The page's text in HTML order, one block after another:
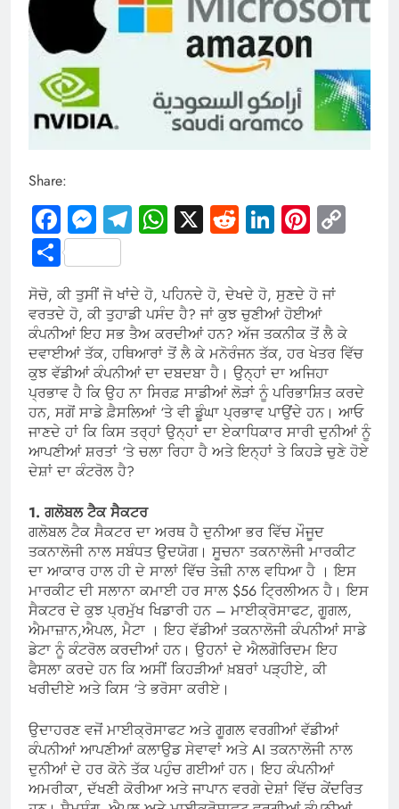
Share:
Facebook
Messenger
Telegram
WhatsApp
X RedditLinkedIn
Share
ਸੋਚੋ, ਕੀ ਤੁਸੀਂ ਜੋ ਖਾਂਦੇ ਹੋ, ਪਹਿਨਦੇ ਹੋ, ਦੇਖਦੇ ਹੋ, ਸੁਣਦੇ ਹੋ ਜਾਂ
ਵਰਤਦੇ ਹੋ, ਕੀ ਤੁਹਾਡੀ ਪਸੰਦ ਹੈ? ਜਾਂ ਕੁਝ ਚੁਣੀਆਂ ਹੋਈਆਂ
ਕੰਪਨੀਆਂ ਇਹ ਸਭ ਤੈਅ ਕਰਦੀਆਂ ਹਨ? ਅੱਜ ਤਕਨੀਕ ਤੋਂ ਲੈ ਕੇ
ਦਵਾਈਆਂ ਤੱਕ, ਹਥਿਆਰਾਂ ਤੋਂ ਲੈ ਕੇ ਮਨੋਰੰਜਨ ਤੱਕ, ਹਰ ਖੇਤਰ ਵਿੱਚ
ਕੁਝ ਵੱਡੀਆਂ ਕੰਪਨੀਆਂ ਦਾ ਦਬਦਬਾ ਹੈ। ਉਨ੍ਹਾਂ ਦਾ ਅਜਿਹਾ
ਪ੍ਰਭਾਵ ਹੈ ਕਿ ਉਹ ਨਾ ਸਿਰਫ਼ ਸਾਡੀਆਂ ਲੋੜਾਂ ਨੂੰ ਪਰਿਭਾਸ਼ਿਤ ਕਰਦੇ
ਹਨ, ਸਗੋਂ ਸਾਡੇ ਫ਼ੈਸਲਿਆਂ ‘ਤੇ ਵੀ ਡੂੰਘਾ ਪ੍ਰਭਾਵ ਪਾਉਂਦੇ ਹਨ। ਆਓ
ਜਾਣਦੇ ਹਾਂ ਕਿ ਕਿਸ ਤਰ੍ਹਾਂ ਉਨ੍ਹਾਂ ਦਾ ਏਕਾਧਿਕਾਰ ਸਾਰੀ ਦੁਨੀਆਂ ਨੂੰ
ਆਪਣੀਆਂ ਸ਼ਰਤਾਂ ‘ਤੇ ਚਲਾ ਰਿਹਾ ਹੈ ਅਤੇ ਇਨ੍ਹਾਂ ਤੇ ਕਿਹੜੇ ਚੁਣੇ ਹੋਏ
ਦੇਸ਼ਾਂ ਦਾ ਕੰਟਰੋਲ ਹੈ?
1. ਗਲੋਬਲ ਟੈਕ ਸੈਕਟਰ
ਗਲੋਬਲ ਟੈਕ ਸੈਕਟਰ ਦਾ ਅਰਥ ਹੈ ਦੁਨੀਆ ਭਰ ਵਿੱਚ ਮੌਜੂਦ
ਤਕਨਾਲੋਜੀ ਨਾਲ ਸਬੰਧਤ ਉਦਯੋਗ। ਸੂਚਨਾ ਤਕਨਾਲੋਜੀ ਮਾਰਕੀਟ
ਦਾ ਆਕਾਰ ਹਾਲ ਹੀ ਦੇ ਸਾਲਾਂ ਵਿੱਚ ਤੇਜ਼ੀ ਨਾਲ ਵਧਿਆ ਹੈ । ਇਸ
ਮਾਰਕੀਟ ਦੀ ਸਲਾਨਾ ਕਮਾਈ ਹਰ ਸਾਲ $56 ਟ੍ਰਿਲੀਅਨ ਹੈ। ਇਸ
ਸੈਕਟਰ ਦੇ ਕੁਝ ਪ੍ਰਮੁੱਖ ਖਿਡਾਰੀ ਹਨ – ਮਾਈਕ੍ਰੋਸਾਫਟ, ਗੂਗਲ, ​​
ਐਮਾਜ਼ਾਨ,ਐਪਲ, ਮੈਟਾ । ਇਹ ਵੱਡੀਆਂ ਤਕਨਾਲੋਜੀ ਕੰਪਨੀਆਂ ਸਾਡੇ
ਡੇਟਾ ਨੂੰ ਕੰਟਰੋਲ ਕਰਦੀਆਂ ਹਨ। ਉਹਨਾਂ ਦੇ ਐਲਗੋਰਿਦਮ ਇਹ
ਫੈਸਲਾ ਕਰਦੇ ਹਨ ਕਿ ਅਸੀਂ ਕਿਹੜੀਆਂ ਖ਼ਬਰਾਂ ਪੜ੍ਹੀਏ, ਕੀ
ਖਰੀਦੀਏ ਅਤੇ ਕਿਸ ‘ਤੇ ਭਰੋਸਾ ਕਰੀਏ।
ਉਦਾਹਰਣ ਵਜੋਂ ਮਾਈਕ੍ਰੋਸਾਫਟ ਅਤੇ ਗੂਗਲ ਵਰਗੀਆਂ ਵੱਡੀਆਂ
ਕੰਪਨੀਆਂ ਆਪਣੀਆਂ ਕਲਾਉਡ ਸੇਵਾਵਾਂ ਅਤੇ AI ਤਕਨਾਲੋਜੀ ਨਾਲ
ਦੁਨੀਆਂ ਦੇ ਹਰ ਕੋਨੇ ਤੱਕ ਪਹੁੰਚ ਗਈਆਂ ਹਨ। ਇਹ ਕੰਪਨੀਆਂ
ਅਮਰੀਕਾ, ਦੱਖਣੀ ਕੋਰੀਆ ਅਤੇ ਜਾਪਾਨ ਵਰਗੇ ਦੇਸ਼ਾਂ ਵਿੱਚ ਕੇਂਦਰਿਤ